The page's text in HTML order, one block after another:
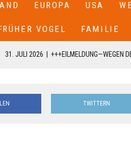
EUROPA USA
VOGEL FAMILIE
31. JULI 2026
+++EILMELDUNG—WEGEN
ER: „ICH HABE DIE
TWITTERN